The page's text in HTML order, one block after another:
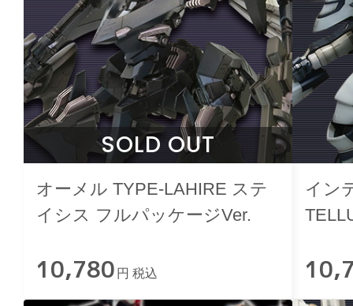
SOLD OUT
オーメル TYPE-LAHIRE ステ
イシス フルパッケージVer.
10,780 円 税込
イン